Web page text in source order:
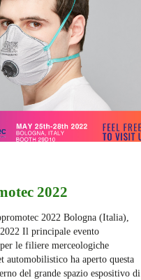
2022
2022 Bologna (Italia),
Il principale evento
le filiere merceologiche
automobilistico ha aperto questa
del grande spazio espositivo di